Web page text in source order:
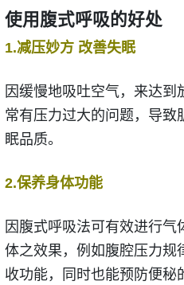
使用腹式呼吸的好处
1.减压妙方 改善失眠
因缓慢地吸吐空气，来达
常有压力过大的问题，导
眠品质。
2.保养身体功能
因腹式呼吸法可有效进行
体之效果，例如腹腔压力规
收功能，同时也能预防便秘